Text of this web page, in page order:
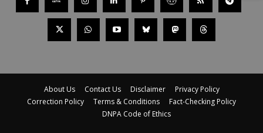
About Us Contact Us Disclaimer
Privacy Policy
Correction Policy
Terms & Conditions
Fact-Checking Policy
DNPA Code of Ethics